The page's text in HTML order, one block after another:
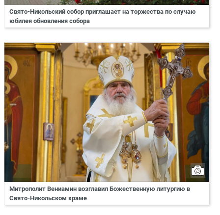
Свято-Никольский собор приглашает на торжества по случаю
юбилея обновления собора
Митрополит Вениамин возглавил Божественную литургию в
Свято-Никольском храме